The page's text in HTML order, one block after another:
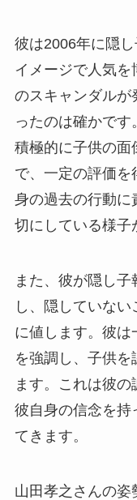
彼は2006年に隠
イメージで人気を
のスキャンダルが
ったのは確かです
積極的に子供の面
で、一定の評価を
身の過去の行動に
切にしている様子
また、彼が隠し
し、隠していな
に値します。彼は
を強調し、子供
ます。これは彼の
彼自身の信念を持
てきます。
山田孝之さんの姿